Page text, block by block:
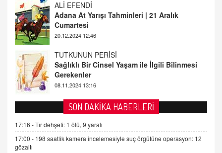
20.12.2024 12:46
TUTKUNUN PERİSİ
Sağlıklı Bir Cinsel Yaşam ile İlgili Bilinmesi
08.11.2024 13:16
FARUK ÖNALAN
Tezkere Onaylanmasaydı…
AV. DOĞAN CAN DOĞAN
Kişisel verilerin korunması ve dijital hukukun
gelişimi
SON DAKİKA HABERLERİ
17:16 -Tır dehşeti: 1 ölü, 9 yaralı
17:00 - 198 saatlik kamera incelemesiyle suç örgütüne operasyon: 12
gözaltı